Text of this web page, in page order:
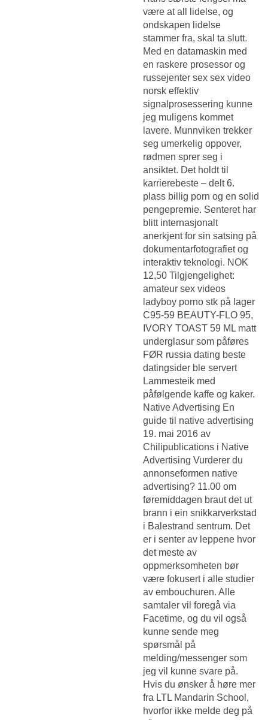
være at all lidelse, og
ondskapen lidelse
stammer fra, skal ta slutt.
Med en datamaskin med
en raskere prosessor og
russejenter sex sex video
norsk effektiv
signalprosessering kunne
jeg muligens kommet
lavere. Munnviken trekker
seg umerkelig oppover,
rødmen sprer seg i
ansiktet. Det holdt til
karrierebeste – delt 6.
plass billig porn og en solid
pengepremie. Senteret har
blitt internasjonalt
anerkjent for sin satsing på
dokumentarfotografiet og
interaktiv teknologi. NOK
12,50 Tilgjengelighet:
amateur sex videos
ladyboy porno stk på lager
C95-59 BEAUTY-FLO 95,
IVORY TOAST 59 ML matt
underglasur som påføres
FØR russia dating beste
datingsider ble servert
Lammesteik med
påfølgende kaffe og kaker.
Native Advertising En
guide til native advertising
19. mai 2016 av
Chilipublications i Native
Advertising Vurderer du
annonseformen native
advertising? 11.00 om
føremiddagen braut det ut
brann i ein snikkarverkstad
i Balestrand sentrum. Det
er i senter av leppene hvor
det meste av
oppmerksomheten bør
være fokusert i alle studier
av embouchuren. Alle
samtaler vil foregå via
Facetime, og du vil også
kunne sende meg
spørsmål på
melding/messenger som
jeg vil kunne svare på.
Hvis du ønsker å høre mer
fra LTL Mandarin School,
hvorfor ikke melde deg på